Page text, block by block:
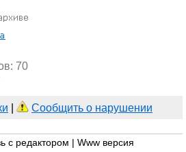
70
Сообщить о нарушении
с редактором Www версия